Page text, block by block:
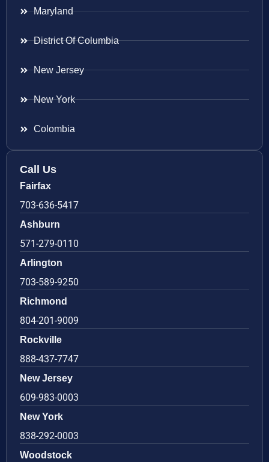
Maryland
District Of Columbia
New Jersey
New York
Colombia
Call Us
Fairfax
703-636-5417
Ashburn
571-279-0110
Arlington
703-589-9250
Richmond
804-201-9009
Rockville
888-437-7747
New Jersey
609-983-0003
New York
838-292-0003
Woodstock